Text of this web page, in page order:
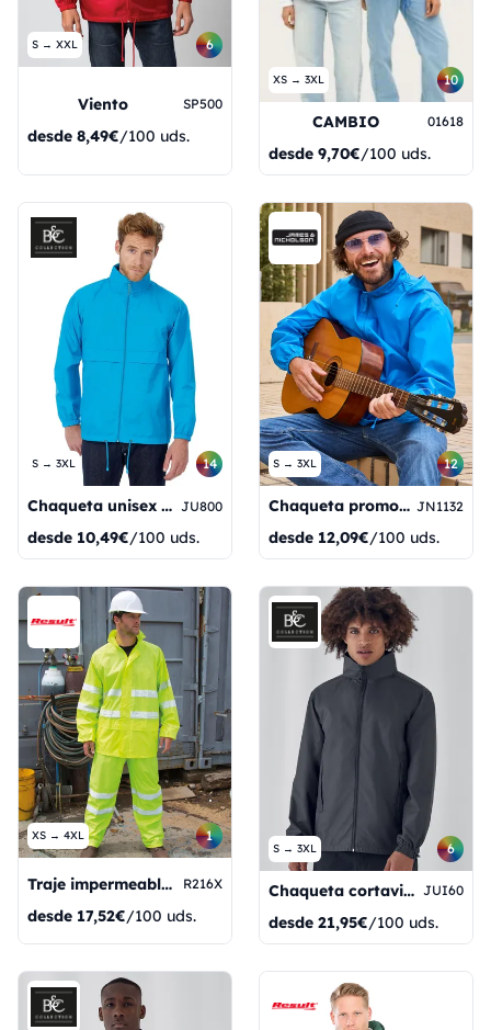
S → XXL 6
Viento SP500
desde 8,49€/100 uds.
XS → 3XL 10
CAMBIO 01618
desde 9,70€/100 uds.
S → 3XL 14
Chaqueta unisex Sirocco JU800
desde 10,49€/100 uds.
S → 3XL 12
Chaqueta promocional para hombre JN1132
desde 12,09€/100 uds.
XS → 4XL 1
Traje impermeable de alta visibilidad R216X
desde 17,52€/100 uds.
S → 3XL 6
Chaqueta cortavientos ID.601 JUI60
desde 21,95€/100 uds.